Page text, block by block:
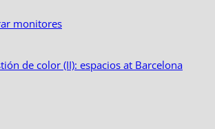
monitores
de color (II): espacios at Barcelona